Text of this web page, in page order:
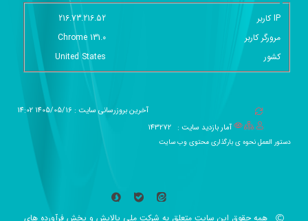
IP کاربر
216.73.216.52
مرورگر کاربر
Chrome 131.0
کشور
United States
آخرین بروزرسانی سایت : 1405/05/16 14:02
آمار بازدید سایت : 143272
دستور العمل نحوه ی بارگذاری محتوی وب سایت
همه حقوق این سایت متعلق به شرکت ملی پالایش و پخش فرآورده های